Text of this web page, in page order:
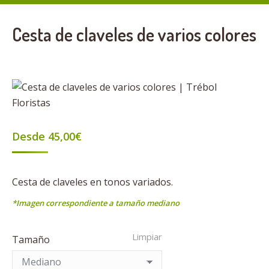
Cesta de claveles de varios colores
Desde 45,00€
Cesta de claveles en tonos variados.
*Imagen correspondiente a tamaño mediano
Tamaño Limpiar